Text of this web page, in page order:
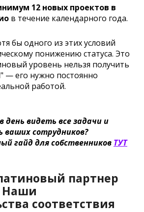
12 новых проектов в
в течение календарного года.
бы одного из этих условий
понижению статуса. Это
уровень нельзя получить
— его нужно постоянно
работой.
день видеть все задачи и
сотрудников?
гайд для собственников ТУТ
партнер
Наши
соответствия